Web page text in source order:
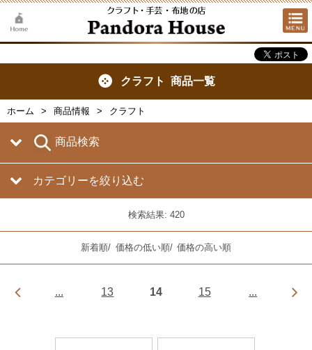
クラフト 商品一覧
ホーム 商品情報 クラフト
商品検索
カテゴリーを絞り込む
検索結果: 420
新着順/ 価格の低い順/ 価格の高い順
... 13 14 15 ...